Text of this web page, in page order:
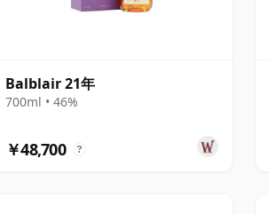
Balblair 21年
700ml • 46%
￥48,700 ?